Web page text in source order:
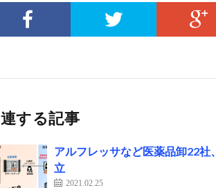
関連する記事
アルフレッサなど医薬品卸22
立
2021.02.25